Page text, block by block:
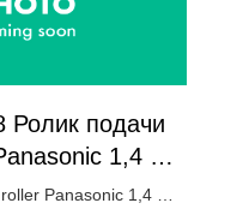
Ролик подачи
1,4 мм
мм
Panasonic 1,4 mm